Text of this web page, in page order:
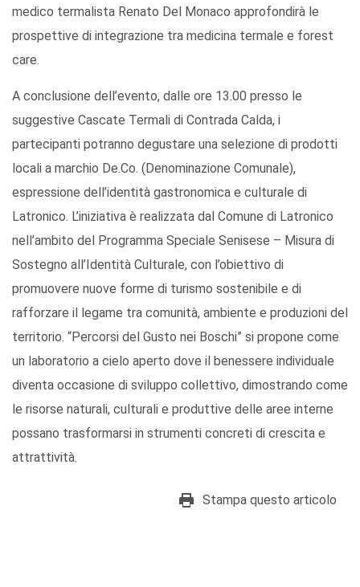
medico termalista Renato Del Monaco approfondirà le
prospettive di integrazione tra medicina termale e forest
care.
A conclusione dell’evento, dalle ore 13.00 presso le
suggestive Cascate Termali di Contrada Calda, i
partecipanti potranno degustare una selezione di prodotti
locali a marchio De.Co. (Denominazione Comunale),
espressione dell’identità gastronomica e culturale di
Latronico. L’iniziativa è realizzata dal Comune di Latronico
nell’ambito del Programma Speciale Senisese – Misura di
Sostegno all’Identità Culturale, con l’obiettivo di
promuovere nuove forme di turismo sostenibile e di
rafforzare il legame tra comunità, ambiente e produzioni del
territorio. “Percorsi del Gusto nei Boschi” si propone come
un laboratorio a cielo aperto dove il benessere individuale
diventa occasione di sviluppo collettivo, dimostrando come
le risorse naturali, culturali e produttive delle aree interne
possano trasformarsi in strumenti concreti di crescita e
attrattività.
Stampa questo articolo